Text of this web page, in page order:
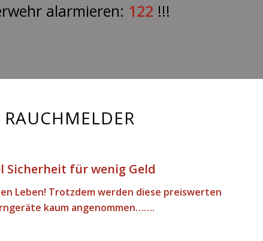
alarmieren: 122 !!!
RAUCHMELDER
Sicherheit für wenig Geld
Leben! Trotzdem werden diese preiswerten
kaum angenommen…….